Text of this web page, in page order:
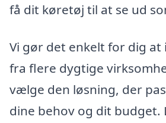
få dit køretøj til at se ud
Vi gør det enkelt for dig
fra flere dygtige
vælge den løsning, der
dine behov og dit